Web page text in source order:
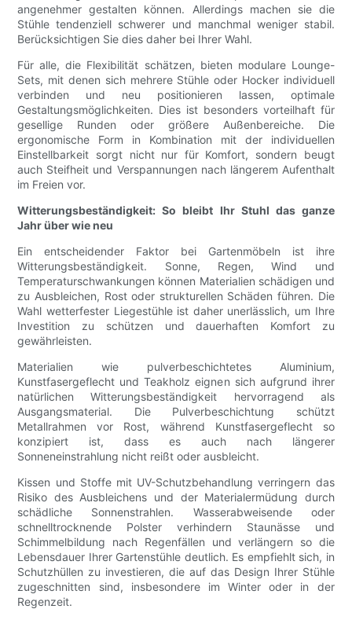
angenehmer gestalten können. Allerdings machen sie die
Stühle tendenziell schwerer und manchmal weniger stabil.
Berücksichtigen Sie dies daher bei Ihrer Wahl.
Für alle, die Flexibilität schätzen, bieten modulare Lounge-
Sets, mit denen sich mehrere Stühle oder Hocker individuell
verbinden und neu positionieren lassen, optimale
Gestaltungsmöglichkeiten. Dies ist besonders vorteilhaft für
gesellige Runden oder größere Außenbereiche. Die
ergonomische Form in Kombination mit der individuellen
Einstellbarkeit sorgt nicht nur für Komfort, sondern beugt
auch Steifheit und Verspannungen nach längerem Aufenthalt
im Freien vor.
Witterungsbeständigkeit: So bleibt Ihr Stuhl das ganze
Jahr über wie neu
Ein entscheidender Faktor bei Gartenmöbeln ist ihre
Witterungsbeständigkeit. Sonne, Regen, Wind und
Temperaturschwankungen können Materialien schädigen und
zu Ausbleichen, Rost oder strukturellen Schäden führen. Die
Wahl wetterfester Liegestühle ist daher unerlässlich, um Ihre
Investition zu schützen und dauerhaften Komfort zu
gewährleisten.
Materialien wie pulverbeschichtetes Aluminium,
Kunstfasergeflecht und Teakholz eignen sich aufgrund ihrer
natürlichen Witterungsbeständigkeit hervorragend als
Ausgangsmaterial. Die Pulverbeschichtung schützt
Metallrahmen vor Rost, während Kunstfasergeflecht so
konzipiert ist, dass es auch nach längerer
Sonneneinstrahlung nicht reißt oder ausbleicht.
Kissen und Stoffe mit UV-Schutzbehandlung verringern das
Risiko des Ausbleichens und der Materialermüdung durch
schädliche Sonnenstrahlen. Wasserabweisende oder
schnelltrocknende Polster verhindern Staunässe und
Schimmelbildung nach Regenfällen und verlängern so die
Lebensdauer Ihrer Gartenstühle deutlich. Es empfiehlt sich, in
Schutzhüllen zu investieren, die auf das Design Ihrer Stühle
zugeschnitten sind, insbesondere im Winter oder in der
Regenzeit.